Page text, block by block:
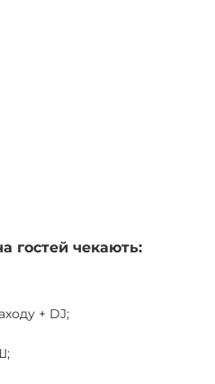
гостей чекають:
+ DJ;